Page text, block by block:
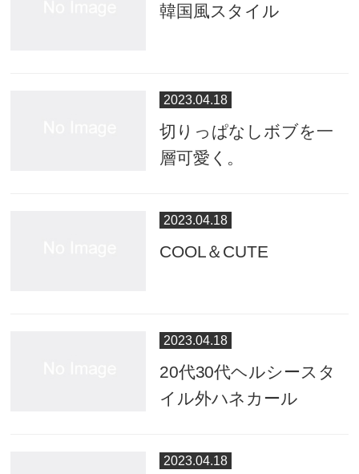
韓国風スタイル
2023.04.18
切りっぱなしボブを一
層可愛く。
2023.04.18
COOL＆CUTE
2023.04.18
20代30代ヘルシースタ
イル外ハネカール
2023.04.18